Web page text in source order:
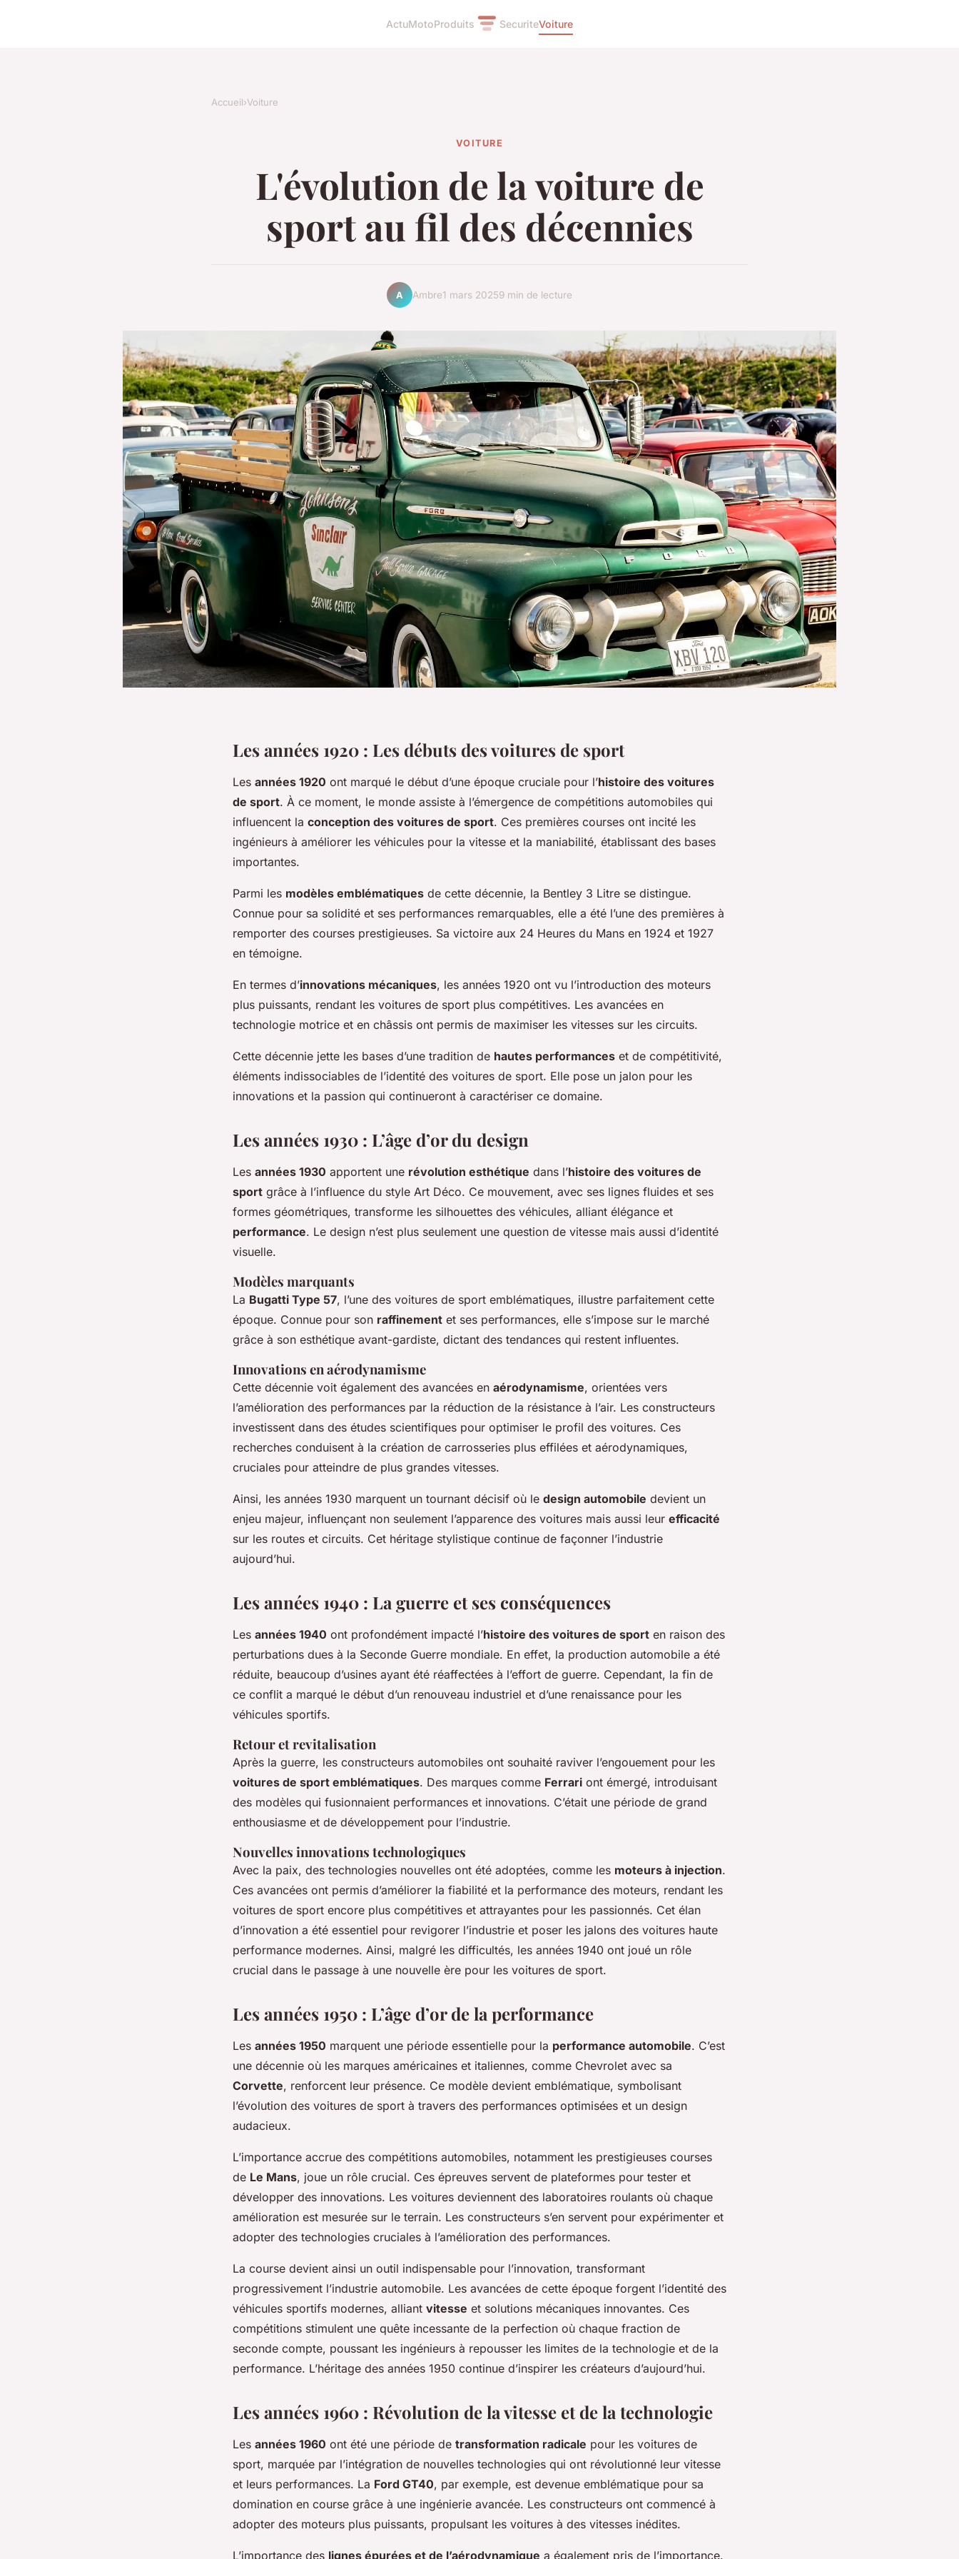
ActuMotoProduits SecuriteVoiture
Accueil›Voiture
VOITURE
L'évolution de la voiture de
sport au fil des décennies
A Ambre1 mars 20259 min de lecture
Les années 1920 : Les débuts des voitures de sport
Les années 1920 ont marqué le début d’une époque cruciale pour l’histoire des voitures
de sport. À ce moment, le monde assiste à l’émergence de compétitions automobiles qui
influencent la conception des voitures de sport. Ces premières courses ont incité les
ingénieurs à améliorer les véhicules pour la vitesse et la maniabilité, établissant des bases
importantes.
Parmi les modèles emblématiques de cette décennie, la Bentley 3 Litre se distingue.
Connue pour sa solidité et ses performances remarquables, elle a été l’une des premières à
remporter des courses prestigieuses. Sa victoire aux 24 Heures du Mans en 1924 et 1927
en témoigne.
En termes d’innovations mécaniques, les années 1920 ont vu l’introduction des moteurs
plus puissants, rendant les voitures de sport plus compétitives. Les avancées en
technologie motrice et en châssis ont permis de maximiser les vitesses sur les circuits.
Cette décennie jette les bases d’une tradition de hautes performances et de compétitivité,
éléments indissociables de l’identité des voitures de sport. Elle pose un jalon pour les
innovations et la passion qui continueront à caractériser ce domaine.
Les années 1930 : L’âge d’or du design
Les années 1930 apportent une révolution esthétique dans l’histoire des voitures de
sport grâce à l’influence du style Art Déco. Ce mouvement, avec ses lignes fluides et ses
formes géométriques, transforme les silhouettes des véhicules, alliant élégance et
performance. Le design n’est plus seulement une question de vitesse mais aussi d’identité
visuelle.
Modèles marquants
La Bugatti Type 57, l’une des voitures de sport emblématiques, illustre parfaitement cette
époque. Connue pour son raffinement et ses performances, elle s’impose sur le marché
grâce à son esthétique avant-gardiste, dictant des tendances qui restent influentes.
Innovations en aérodynamisme
Cette décennie voit également des avancées en aérodynamisme, orientées vers
l’amélioration des performances par la réduction de la résistance à l’air. Les constructeurs
investissent dans des études scientifiques pour optimiser le profil des voitures. Ces
recherches conduisent à la création de carrosseries plus effilées et aérodynamiques,
cruciales pour atteindre de plus grandes vitesses.
Ainsi, les années 1930 marquent un tournant décisif où le design automobile devient un
enjeu majeur, influençant non seulement l’apparence des voitures mais aussi leur efficacité
sur les routes et circuits. Cet héritage stylistique continue de façonner l’industrie
aujourd’hui.
Les années 1940 : La guerre et ses conséquences
Les années 1940 ont profondément impacté l’histoire des voitures de sport en raison des
perturbations dues à la Seconde Guerre mondiale. En effet, la production automobile a été
réduite, beaucoup d’usines ayant été réaffectées à l’effort de guerre. Cependant, la fin de
ce conflit a marqué le début d’un renouveau industriel et d’une renaissance pour les
véhicules sportifs.
Retour et revitalisation
Après la guerre, les constructeurs automobiles ont souhaité raviver l’engouement pour les
voitures de sport emblématiques. Des marques comme Ferrari ont émergé, introduisant
des modèles qui fusionnaient performances et innovations. C’était une période de grand
enthousiasme et de développement pour l’industrie.
Nouvelles innovations technologiques
Avec la paix, des technologies nouvelles ont été adoptées, comme les moteurs à injection.
Ces avancées ont permis d’améliorer la fiabilité et la performance des moteurs, rendant les
voitures de sport encore plus compétitives et attrayantes pour les passionnés. Cet élan
d’innovation a été essentiel pour revigorer l’industrie et poser les jalons des voitures haute
performance modernes. Ainsi, malgré les difficultés, les années 1940 ont joué un rôle
crucial dans le passage à une nouvelle ère pour les voitures de sport.
Les années 1950 : L’âge d’or de la performance
Les années 1950 marquent une période essentielle pour la performance automobile. C’est
une décennie où les marques américaines et italiennes, comme Chevrolet avec sa
Corvette, renforcent leur présence. Ce modèle devient emblématique, symbolisant
l’évolution des voitures de sport à travers des performances optimisées et un design
audacieux.
L’importance accrue des compétitions automobiles, notamment les prestigieuses courses
de Le Mans, joue un rôle crucial. Ces épreuves servent de plateformes pour tester et
développer des innovations. Les voitures deviennent des laboratoires roulants où chaque
amélioration est mesurée sur le terrain. Les constructeurs s’en servent pour expérimenter et
adopter des technologies cruciales à l’amélioration des performances.
La course devient ainsi un outil indispensable pour l’innovation, transformant
progressivement l’industrie automobile. Les avancées de cette époque forgent l’identité des
véhicules sportifs modernes, alliant vitesse et solutions mécaniques innovantes. Ces
compétitions stimulent une quête incessante de la perfection où chaque fraction de
seconde compte, poussant les ingénieurs à repousser les limites de la technologie et de la
performance. L’héritage des années 1950 continue d’inspirer les créateurs d’aujourd’hui.
Les années 1960 : Révolution de la vitesse et de la technologie
Les années 1960 ont été une période de transformation radicale pour les voitures de
sport, marquée par l’intégration de nouvelles technologies qui ont révolutionné leur vitesse
et leurs performances. La Ford GT40, par exemple, est devenue emblématique pour sa
domination en course grâce à une ingénierie avancée. Les constructeurs ont commencé à
adopter des moteurs plus puissants, propulsant les voitures à des vitesses inédites.
L’importance des lignes épurées et de l’aérodynamique a également pris de l’importance.